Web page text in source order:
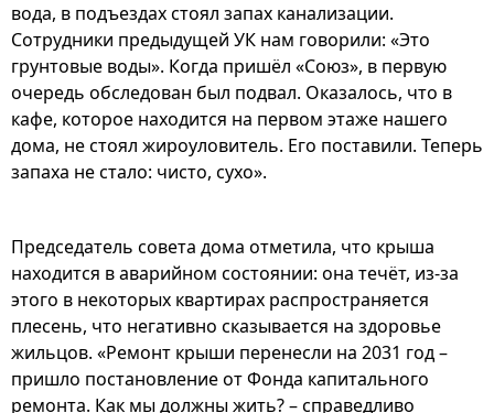
вода, в подъездах стоял запах канализации.
Сотрудники предыдущей УК нам говорили: «Это
грунтовые воды». Когда пришёл «Союз», в первую
очередь обследован был подвал. Оказалось, что в
кафе, которое находится на первом этаже нашего
дома, не стоял жироуловитель. Его поставили. Теперь
запаха не стало: чисто, сухо».
Председатель совета дома отметила, что крыша
находится в аварийном состоянии: она течёт, из-за
этого в некоторых квартирах распространяется
плесень, что негативно сказывается на здоровье
жильцов. «Ремонт крыши перенесли на 2031 год –
пришло постановление от Фонда капитального
ремонта. Как мы должны жить? – справедливо